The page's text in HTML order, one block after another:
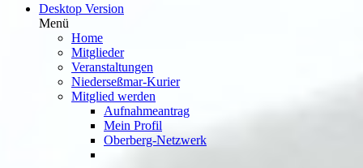
Desktop Version
Menü
Home
Mitglieder
Veranstaltungen
Niederseßmar-Kurier
Mitglied werden
Aufnahmeantrag
Mein Profil
Oberberg-Netzwerk